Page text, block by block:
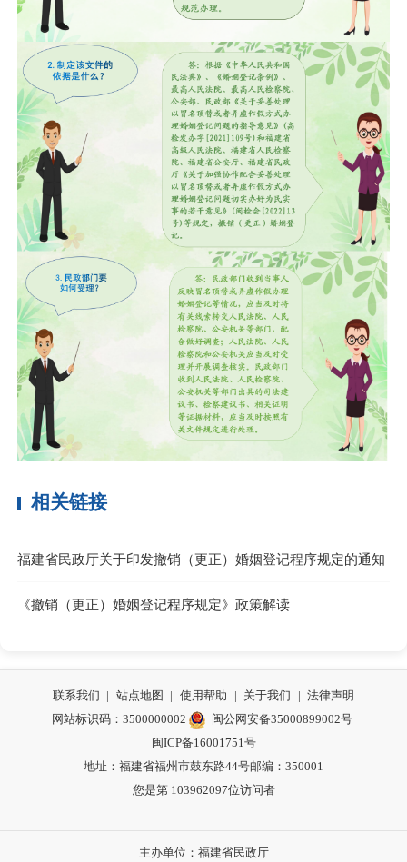
相关链接
福建省民政厅关于印发撤销（更正）婚姻登记程序规定的通知
《撤销（更正）婚姻登记程序规定》政策解读
联系我们 | 站点地图 | 使用帮助 | 关于我们 | 法律声明
网站标识码：3500000002
闽公网安备35000899002号
闽ICP备16001751号
地址：福建省福州市鼓东路44号邮编：350001
您是第 103962097位访问者
主办单位：福建省民政厅